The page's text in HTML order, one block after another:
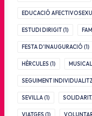
EDUCACIÓ
ESTUDI DIRIGIT(1)
FESTA D'INAUGURACIÓ (1)
HÈRCULES (1)
SEGUIMENT
SEVILLA(1)
VIATGES (1)